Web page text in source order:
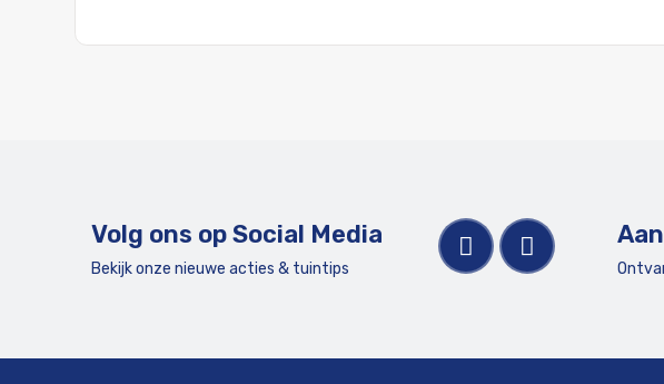
Volg ons op Social Media
Bekijk onze nieuwe acties & tuintips